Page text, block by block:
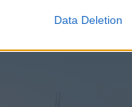
Data Deletion